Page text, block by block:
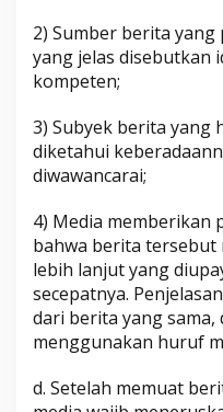
2) Sumber berita
yang jelas disebutkan
kompeten;
3) Subyek berita yang
diketahui
diwawancarai;
4) Media memberikan
bahwa berita tersebut
lebih lanjut yang
secepatnya.
dari berita yang
menggunakan huruf
d. Setelah memuat